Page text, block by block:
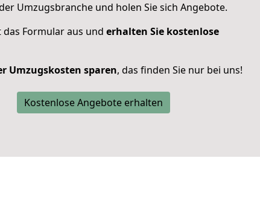
Umzugsbranche und holen Sie sich Angebote.
das Formular aus und erhalten Sie kostenlose
Umzugskosten sparen, das finden Sie nur bei uns!
Kostenlose Angebote erhalten